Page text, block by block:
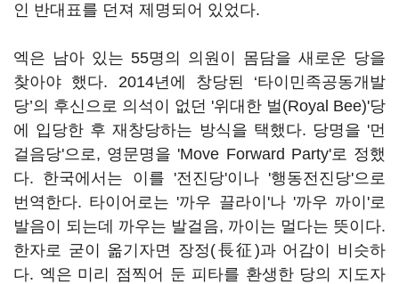
인 반대표를 던져 제명되어 있었다.
엑은 남아 있는 55명의 의원이 몸담을 새로운 당을
찾아야 했다. 2014년에 창당된 ‘타이민족공동개발
당’의 후신으로 의석이 없던 '위대한 벌(Royal Bee)'당
에 입당한 후 재창당하는 방식을 택했다. 당명을 '먼
걸음당'으로, 영문명을 'Move Forward Party'로 정했
다. 한국에서는 이를 '전진당'이나 '행동전진당'으로
번역한다. 타이어로는 '까우 끌라이'나 '까우 까이'로
발음이 되는데 까우는 발걸음, 까이는 멀다는 뜻이다.
한자로 굳이 옮기자면 장정(長征)과 어감이 비슷하
다. 엑은 미리 점찍어 둔 피타를 환생한 당의 지도자